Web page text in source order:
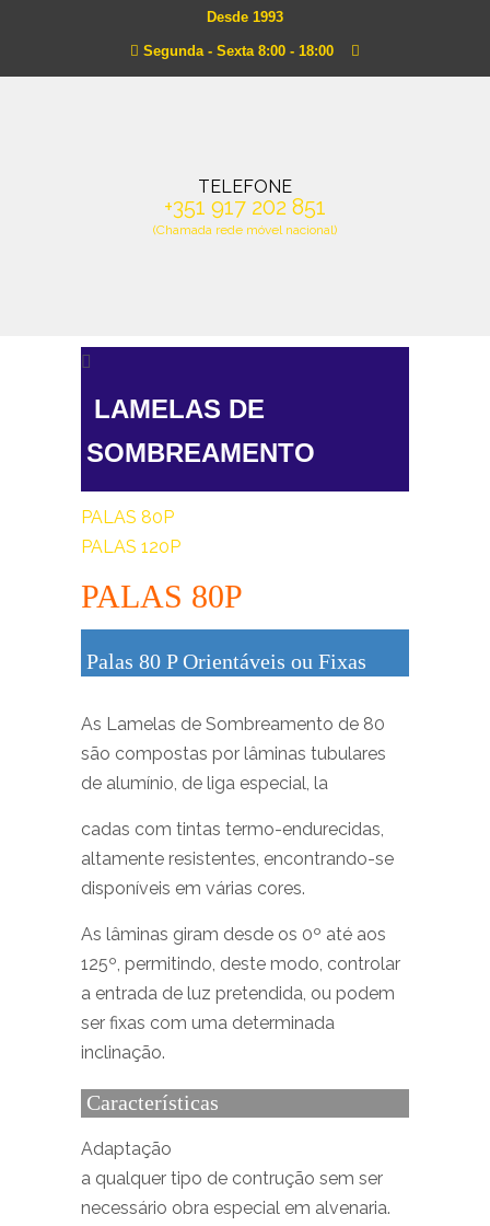
Desde 1993
Segunda - Sexta 8:00 - 18:00
TELEFONE
+351 917 202 851
(Chamada rede móvel nacional)
LAMELAS DE
SOMBREAMENTO
PALAS 80P
PALAS 120P
PALAS 80P
Palas 80 P Orientáveis ou Fixas
As Lamelas de Sombreamento de 80
são compostas por lâminas tubulares
de alumínio, de liga especial, la
cadas com tintas termo-endurecidas,
altamente resistentes, encontrando-se
disponíveis em várias cores.
As lâminas giram desde os 0º até aos
125º, permitindo, deste modo, controlar
a entrada de luz pretendida, ou podem
ser fixas com uma determinada
inclinação.
Características
Adaptação
a qualquer tipo de contrução sem ser
necessário obra especial em alvenaria.